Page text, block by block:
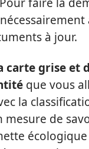
à jour.
carte grise et
que vous
la
mesure de
écologique